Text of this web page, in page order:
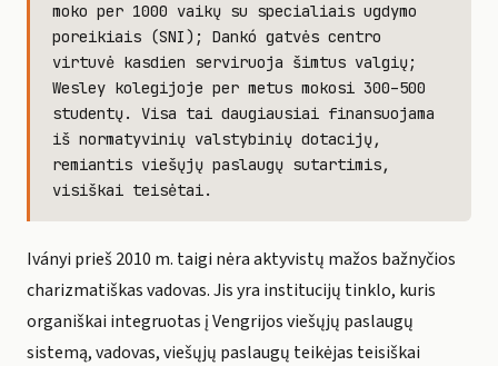
moko per 1000 vaikų su specialiais ugdymo
poreikiais (SNI); Dankó gatvės centro
virtuvė kasdien serviruoja šimtus valgių;
Wesley kolegijoje per metus mokosi 300–500
studentų. Visa tai daugiausiai finansuojama
iš normatyvinių valstybinių dotacijų,
remiantis viešųjų paslaugų sutartimis,
visiškai teisėtai.
Iványi prieš 2010 m. taigi nėra aktyvistų mažos bažnyčios
charizmatiškas vadovas. Jis yra institucijų tinklo, kuris
organiškai integruotas į Vengrijos viešųjų paslaugų
sistemą, vadovas, viešųjų paslaugų teikėjas teisiškai